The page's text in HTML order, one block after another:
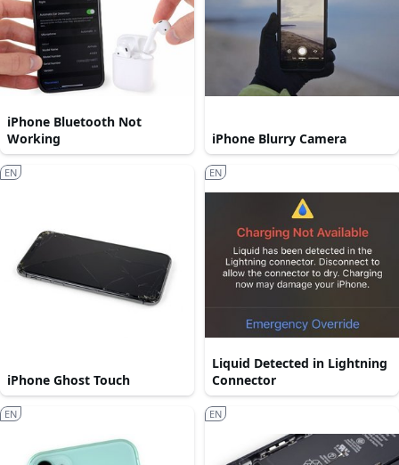
iPhone Bluetooth Not
Working
iPhone Blurry Camera
iPhone Ghost Touch
EN
Liquid Detected in Lightning
Connector
EN
EN EN